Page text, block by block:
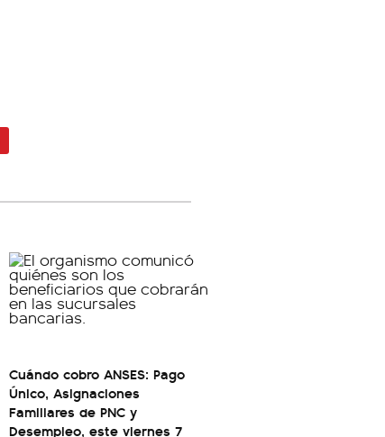
Cuándo cobro ANSES: Pago
Único, Asignaciones
Familiares de PNC y
Desempleo, este viernes 7